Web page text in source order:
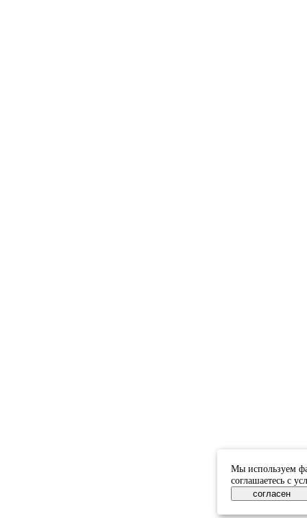
Мы используем
соглашаетесь с
согласен